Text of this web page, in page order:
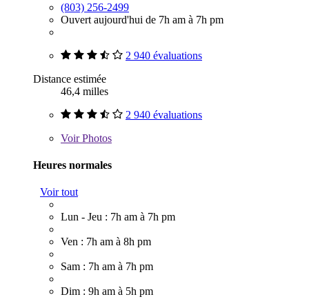
(803) 256-2499
Ouvert aujourd'hui de 7h am à 7h pm
2 940 évaluations
Distance estimée
46,4 milles
2 940 évaluations
VoirPhotos
Heures normales
Voir tout
Lun - Jeu : 7h am à 7h pm
Ven : 7h am à 8h pm
Sam : 7h am à 7h pm
Dim : 9h am à 5h pm